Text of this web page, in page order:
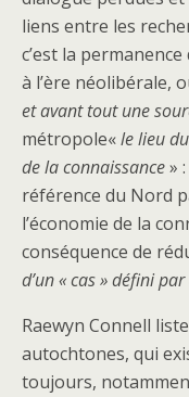
liens entre les
c’est la
à l’ère néolibérale,
et avant tout une
métropole«le lieu
de la connaissance»
référence du Nord
l’économie de la
conséquence de
d’un « cas » défini
Raewyn Connell
autochtones, qui
toujours,